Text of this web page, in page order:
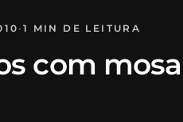
· 1 MIN DE LEITURA
com